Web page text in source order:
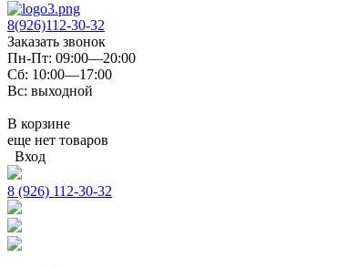
8(926)112-30-32
Заказать звонок
Пн-Пт: 09:00—20:00
Сб: 10:00—17:00
Вс: выходной
В корзине
еще нет товаров
Вход
8 (926) 112-30-32